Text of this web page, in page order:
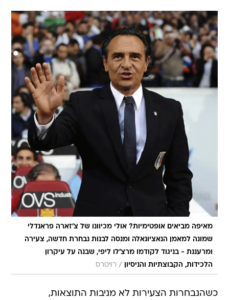
מאיפה מביאים אופטימיות? אולי מכיוונו של צ'זארה פראנדלי
שמונה למאמן הנאציונאלה ומנסה לבנות נבחרת חדשה, צעירה
ומרעננת - בניגוד לקודמו מרצ'לו ליפי, שבנה על עיקרון
הלכידות, הקבוצתיות והניסיון
/ רויטרס
כשהנבחרות הצעירות לא מניבות התוצאות,